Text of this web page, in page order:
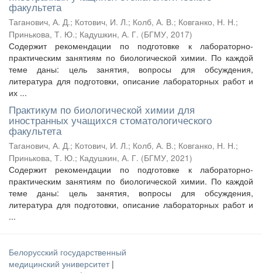
факультета
Таганович, А. Д.; Котович, И. Л.; Колб, А. В.; Ковганко, Н. Н.;
Принькова, Т. Ю.; Кадушкин, А. Г. (БГМУ, 2017)
Содержит рекомендации по подготовке к лабораторно-
практическим занятиям по биологической химии. По каждой
теме даны: цель занятия, вопросы для обсуждения,
литература для подготовки, описание лабораторных работ и
их ...
Практикум по биологической химии для
иностранных учащихся стоматологического
факультета
Таганович, А. Д.; Котович, И. Л.; Колб, А. В.; Ковганко, Н. Н.;
Принькова, Т. Ю.; Кадушкин, А. Г. (БГМУ, 2021)
Содержит рекомендации по подготовке к лабораторно-
практическим занятиям по биологической химии. По каждой
теме даны: цель занятия, вопросы для обсуждения,
литература для подготовки, описание лабораторных работ и
...
Белорусский государственный
медицинский университет |